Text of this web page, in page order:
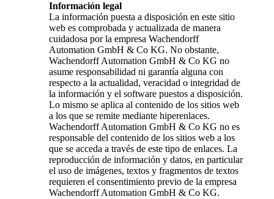
Información legal
La información puesta a disposición en este sitio
web es comprobada y actualizada de manera
cuidadosa por la empresa Wachendorff
Automation GmbH & Co KG. No obstante,
Wachendorff Automation GmbH & Co KG no
asume responsabilidad ni garantía alguna con
respecto a la actualidad, veracidad o integridad de
la información y el software puestos a disposición.
Lo mismo se aplica al contenido de los sitios web
a los que se remite mediante hiperenlaces.
Wachendorff Automation GmbH & Co KG no es
responsable del contenido de los sitios web a los
que se acceda a través de este tipo de enlaces. La
reproducción de información y datos, en particular
el uso de imágenes, textos y fragmentos de textos
requieren el consentimiento previo de la empresa
Wachendorff Automation GmbH & Co KG.